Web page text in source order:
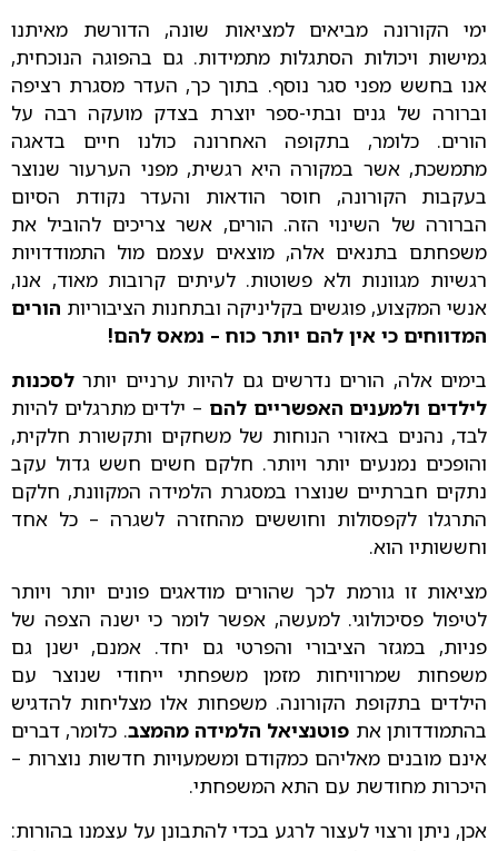
ימי הקורונה מביאים למציאות שונה, הדורשת מאיתנו
גמישות ויכולות הסתגלות מתמידות. גם בהפוגה הנוכחית,
אנו בחשש מפני סגר נוסף. בתוך כך, העדר מסגרת רציפה
וברורה של גנים ובתי-ספר יוצרת בצדק מועקה רבה על
הורים. כלומר, בתקופה האחרונה כולנו חיים בדאגה
מתמשכת, אשר במקורה היא רגשית, מפני הערעור שנוצר
בעקבות הקורונה, חוסר הודאות והעדר נקודת הסיום
הברורה של השינוי הזה. הורים, אשר צריכים להוביל את
משפחתם בתנאים אלה, מוצאים עצמם מול התמודדויות
רגשיות מגוונות ולא פשוטות. לעיתים קרובות מאוד, אנו,
אנשי המקצוע, פוגשים בקליניקה ובתחנות הציבוריות הורים
המדווחים כי אין להם יותר כוח – נמאס להם!
בימים אלה, הורים נדרשים גם להיות ערניים יותר לסכנות
לילדים ולמענים האפשריים להם – ילדים מתרגלים להיות
לבד, נהנים באזורי הנוחות של משחקים ותקשורת חלקית,
והופכים נמנעים יותר ויותר. חלקם חשים חשש גדול עקב
נתקים חברתיים שנוצרו במסגרת הלמידה המקוונת, חלקם
התרגלו לקפסולות וחוששים מהחזרה לשגרה – כל אחד
וחששותיו הוא.
מציאות זו גורמת לכך שהורים מודאגים פונים יותר ויותר
לטיפול פסיכולוגי. למעשה, אפשר לומר כי ישנה הצפה של
פניות, במגזר הציבורי והפרטי גם יחד. אמנם, ישנן גם
משפחות שמרוויחות מזמן משפחתי ייחודי שנוצר עם
הילדים בתקופת הקורונה. משפחות אלו מצליחות להדגיש
בהתמודדותן את פוטנציאל הלמידה מהמצב. כלומר, דברים
אינם מובנים מאליהם כמקודם ומשמעויות חדשות נוצרות –
היכרות מחודשת עם התא המשפחתי.
אכן, ניתן ורצוי לעצור לרגע בכדי להתבונן על עצמנו בהורות: